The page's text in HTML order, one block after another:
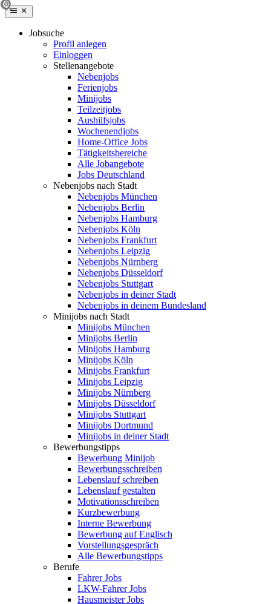
Jobsuche
Profil anlegen
Einloggen
Stellenangebote
Nebenjobs
Ferienjobs
Minijobs
Teilzeitjobs
Aushilfsjobs
Wochenendjobs
Home-Office Jobs
Tätigkeitsbereiche
Alle Jobangebote
Jobs Deutschland
Nebenjobs nach Stadt
Nebenjobs München
Nebenjobs Berlin
Nebenjobs Hamburg
Nebenjobs Köln
Nebenjobs Frankfurt
Nebenjobs Leipzig
Nebenjobs Nürnberg
Nebenjobs Düsseldorf
Nebenjobs Stuttgart
Nebenjobs in deiner Stadt
Nebenjobs in deinem Bundesland
Minijobs nach Stadt
Minijobs München
Minijobs Berlin
Minijobs Hamburg
Minijobs Köln
Minijobs Frankfurt
Minijobs Leipzig
Minijobs Nürnberg
Minijobs Düsseldorf
Minijobs Stuttgart
Minijobs Dortmund
Minijobs in deiner Stadt
Bewerbungstipps
Bewerbung Minijob
Bewerbungsschreiben
Lebenslauf schreiben
Lebenslauf gestalten
Motivationsschreiben
Kurzbewerbung
Interne Bewerbung
Bewerbung auf Englisch
Vorstellungsgespräch
Alle Bewerbungstipps
Berufe
Fahrer Jobs
LKW-Fahrer Jobs
Hausmeister Jobs